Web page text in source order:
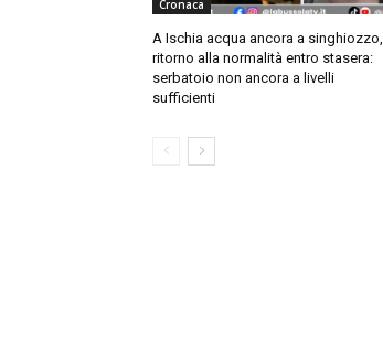
Cronaca
A Ischia acqua ancora a singhiozzo,
ritorno alla normalità entro stasera:
serbatoio non ancora a livelli
sufficienti